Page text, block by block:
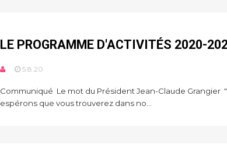
LE PROGRAMME D'ACTIVITÉS 2020-
5.8.20
Communiqué Le mot du Président Jean-Claude Grangier
espérons que vous trouverez dans no...